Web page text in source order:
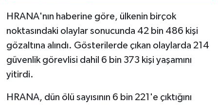
HRANA'nın haberine göre, ülkenin birçok
noktasındaki olaylar sonucunda 42 bin 486 kişi
gözaltına alındı. Gösterilerde çıkan olaylarda 214
güvenlik görevlisi dahil 6 bin 373 kişi yaşamını
yitirdi.
HRANA, dün ölü sayısının 6 bin 221'e çıktığını